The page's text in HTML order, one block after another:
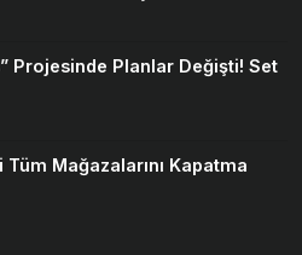
Projesinde Planlar Değişti! Set
Mağazalarını Kapatma